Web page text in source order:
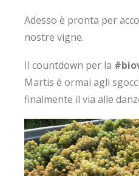
Adesso è pronta per
nostre vigne.
Il countdown per la
Martis è ormai agli
finalmente il via alle